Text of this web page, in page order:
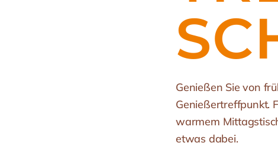
Genießen Sie von
Genießertreffpunkt.
warmem
etwas dabei.